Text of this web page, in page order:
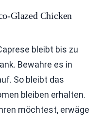
Glazed Chicken
bleibt bis zu
Bewahre es in
So bleibt das
bleiben erhalten.
möchtest, erwäge